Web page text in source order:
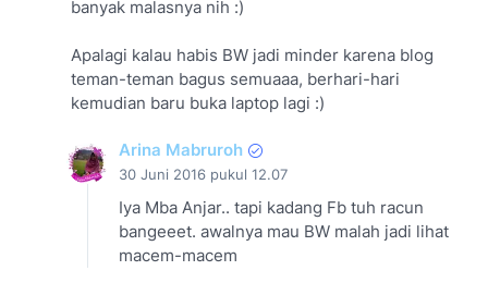
banyak malasnya nih :)
Apalagi kalau habis BW jadi minder karena blog
teman-teman bagus semuaaa, berhari-hari
kemudian baru buka laptop lagi :)
Arina Mabruroh
30 Juni 2016 pukul 12.07
Iya Mba Anjar.. tapi kadang Fb tuh racun
bangeeet. awalnya mau BW malah jadi lihat
macem-macem